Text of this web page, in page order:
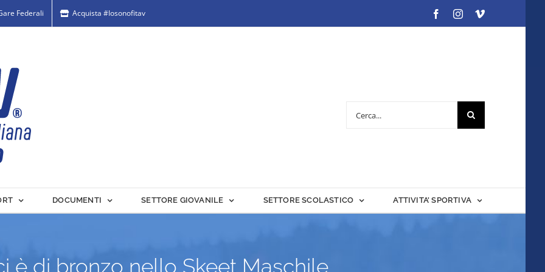
Federali Acquista #Iosonofitav FacebookInstagramVimeo
DOCUMENTI SETTORE GIOVANILE SETTORE SCOLASTICO ATTIVITA’ SPORTIVA
è di bronzo nello Skeet Maschile